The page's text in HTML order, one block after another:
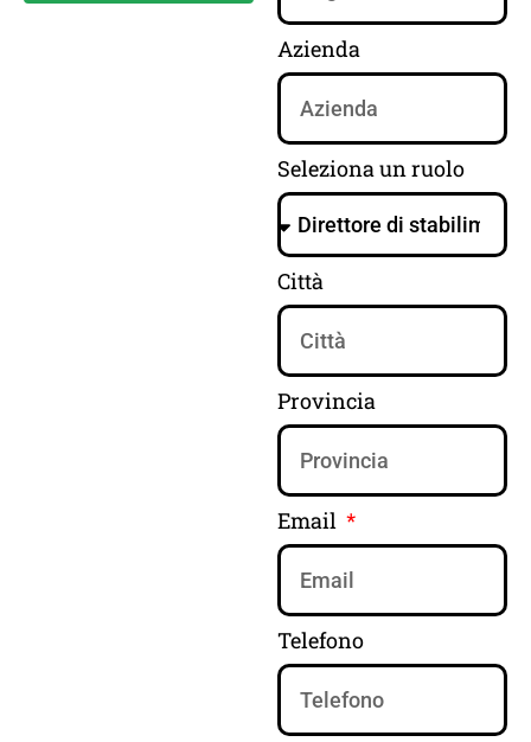
Azienda
Seleziona un ruolo
Città
Provincia
Email
Telefono